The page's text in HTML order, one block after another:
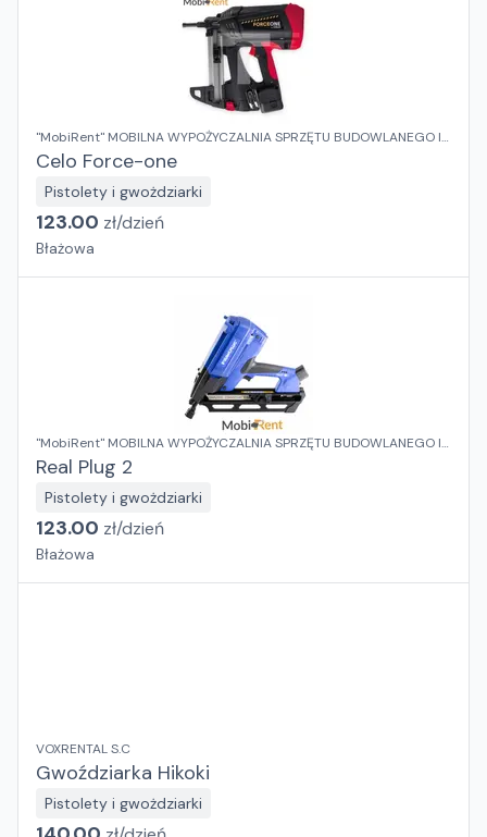
"MobiRent" MOBILNA WYPOŻYCZALNIA SPRZĘTU BUDOWLANEGO I
OGRODOWEGO Jaroslaw Rybka
Celo Force-one
Pistolety i gwożdziarki
123.00 zł/dzień
Błażowa
"MobiRent" MOBILNA WYPOŻYCZALNIA SPRZĘTU BUDOWLANEGO I
OGRODOWEGO Jaroslaw Rybka
Real Plug 2
Pistolety i gwożdziarki
123.00 zł/dzień
Błażowa
VOXRENTAL S.C
Gwoździarka Hikoki
Pistolety i gwożdziarki